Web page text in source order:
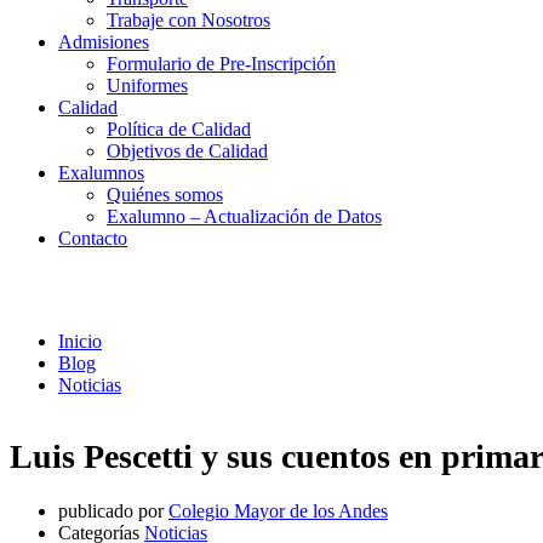
Trabaje con Nosotros
Admisiones
Formulario de Pre-Inscripción
Uniformes
Calidad
Política de Calidad
Objetivos de Calidad
Exalumnos
Quiénes somos
Exalumno – Actualización de Datos
Contacto
Inicio
Blog
Noticias
Luis Pescetti y sus cuentos en
publicado por Colegio Mayor de los Andes
Categorías Noticias